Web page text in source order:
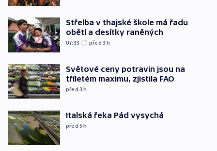
Střelba v thajské škole má řadu
obětí a desítky raněných
07:33 před 3h
Světové ceny potravin jsou na
tříletém maximu, zjistila FAO
před 3h
Italská řeka Pád vysychá
před 5h